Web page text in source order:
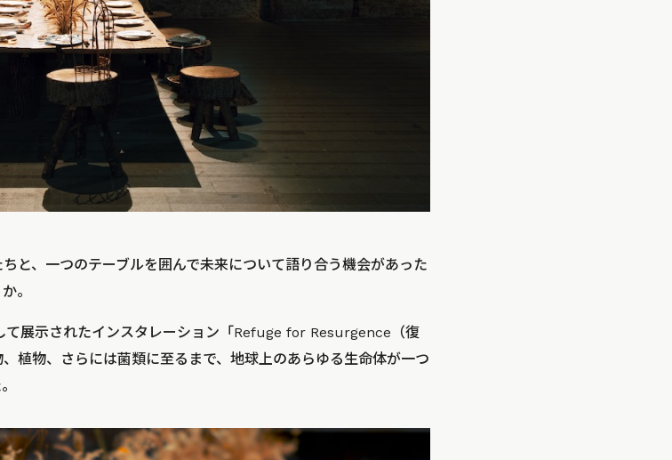
と、一つのテーブルを囲んで未来について語り合う機会があった
。
て展示されたインスタレーション「Refuge for Resurgence（復
植物、さらには菌類に至るまで、地球上のあらゆる生命体が一つ